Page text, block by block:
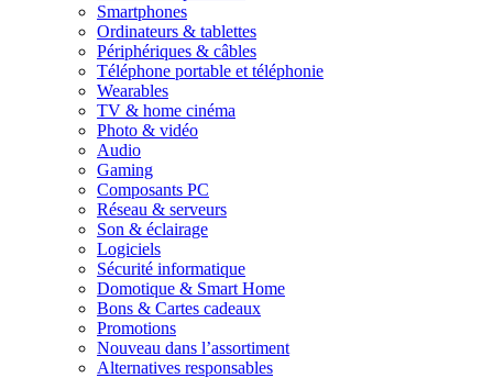
Smartphones
Ordinateurs & tablettes
Périphériques & câbles
Téléphone portable et téléphonie
Wearables
TV & home cinéma
Photo & vidéo
Audio
Gaming
Composants PC
Réseau & serveurs
Son & éclairage
Logiciels
Sécurité informatique
Domotique & Smart Home
Bons & Cartes cadeaux
Promotions
Nouveau dans l’assortiment
Alternatives responsables